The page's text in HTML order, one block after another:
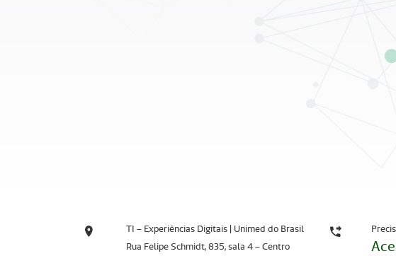
TI – Experiências Digitais | Unimed do Brasil
Rua Felipe Schmidt, 835, sala 4 – Centro